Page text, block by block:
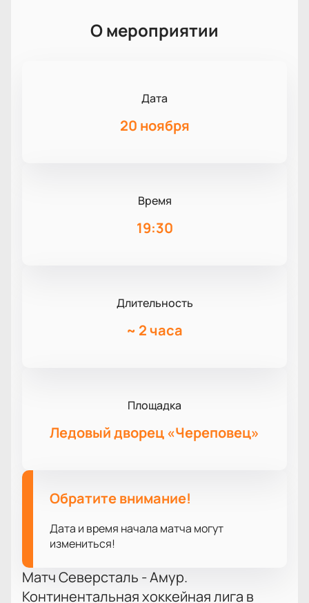
О мероприятии
Дата
20 ноября
Время
19:30
Длительность
~ 2 часа
Площадка
Ледовый дворец «Череповец»
Обратите внимание!
Дата и время начала матча могут
измениться!
Матч Северсталь - Амур.
Континентальная хоккейная лига в